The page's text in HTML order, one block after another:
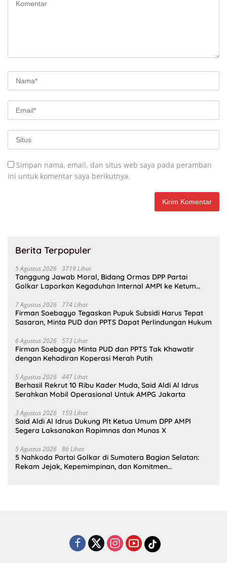
Simpan nama, email, dan situs web saya pada peramban
ini untuk komentar saya berikutnya.
Berita Terpopuler
5 Agustus 2026 3719 Lihat
Tanggung Jawab Moral, Bidang Ormas DPP Partai
Golkar Laporkan Kegaduhan Internal AMPI ke Ketum
7 Agustus 2026 774 Lihat
Firman Soebagyo Tegaskan Pupuk Subsidi Harus Tepat
Sasaran, Minta PUD dan PPTS Dapat Perlindungan Hukum
6 Agustus 2026 573 Lihat
Firman Soebagyo Minta PUD dan PPTS Tak Khawatir
dengan Kehadiran Koperasi Merah Putih
5 Agustus 2026 447 Lihat
Berhasil Rekrut 10 Ribu Kader Muda, Said Aldi Al Idrus
Serahkan Mobil Operasional Untuk AMPG Jakarta
3 Agustus 2026 159 Lihat
Said Aldi Al Idrus Dukung Plt Ketua Umum DPP AMPI
Segera Laksanakan Rapimnas dan Munas X
5 Agustus 2026 86 Lihat
5 Nahkoda Partai Golkar di Sumatera Bagian Selatan:
Rekam Jejak, Kepemimpinan, dan Komitmen